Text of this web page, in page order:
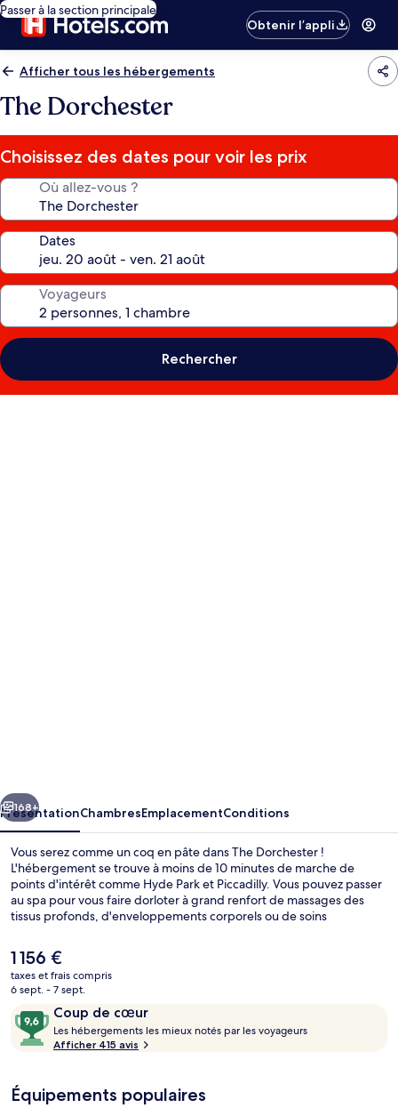
Passer à la section principale
Obtenir l’appli
Afficher tous les hébergements
The Dorchester
Choisissez des dates pour voir les prix
Où allez-vous ?
Dates
Voyageurs
Rechercher
Suivant
168+
PrésentationChambresEmplacementConditions
Vous serez comme un coq en pâte dans The Dorchester !
L'hébergement se trouve à moins de 10 minutes de marche de
points d'intérêt comme Hyde Park et Piccadilly. Vous pouvez passer
au spa pour vous faire dorloter à grand renfort de massages des
tissus profonds, d'enveloppements corporels ou de soins
Ducasse, un des 4 restaurants, sert des spécialités Cuisine française
et est ouvert pour le déjeuner et le dîner. Cet hôtel de luxe abrite en
outre 2 bars/lounges, une salle de fitness ouverte 24 h/24 et une
salle de fitness. Les autres voyageurs sont séduits par la
présentation générale. L'hébergement se situe à une très courte
distance à pied des transports publics : Station de métro Hyde Park
Corner se trouve à 7 min et Station de métro Marble Arch, à 10 min.
Le
prix
actuel
de
1 156 €.
1 156 €
taxes et frais compris
6 sept. - 7 sept.
Avis
voyageurs
Coup de cœur
9,6
sur
10,
cœur
Les hébergements les mieux notés par les voyageurs
Afficher 415 avis
Équipements populaires